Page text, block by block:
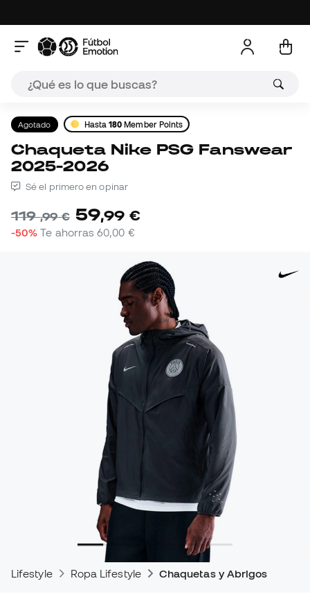
Agotado Hasta180 Member Points
Chaqueta Nike PSG Fanswear
2025-2026
Sé el primero en opinar
119,99 € 59,99 €
-50% Te ahorras60,00 €
Lifestyle Ropa Lifestyle Chaquetas y Abrigos